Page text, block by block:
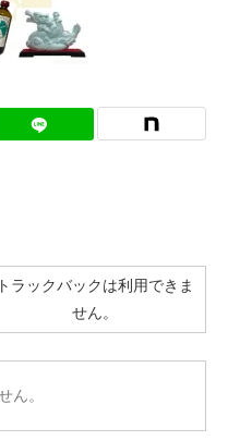
トラックバックは利用できま
せん。
ん。